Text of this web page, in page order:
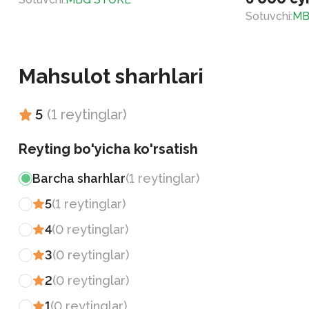
Sotuvchi:
Mahsulot sharhlari
5 (1 reytinglar)
Reyting bo'yicha ko'rsatish
Barcha sharhlar(1 reytinglar)
5(1 reytinglar)
4(0 reytinglar)
3(0 reytinglar)
2(0 reytinglar)
1(0 reytinglar)